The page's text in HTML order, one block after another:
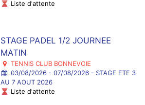
Liste d'attente
STAGE PADEL 1/2 JOURNEE
MATIN
TENNIS CLUB BONNEVOIE
03/08/2026 - 07/08/2026 - STAGE ETE 3
AU 7 AOUT 2026
Liste d'attente